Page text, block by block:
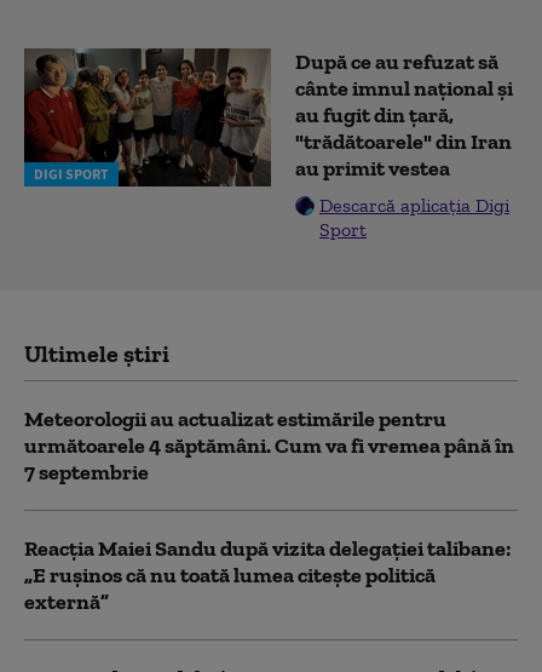
DIGI SPORT
După ce au refuzat să
cânte imnul naţional şi
au fugit din ţară,
"trădătoarele" din Iran
au primit vestea
Descarcă aplicația Digi
Sport
Ultimele știri
Meteorologii au actualizat estimările pentru
următoarele 4 săptămâni. Cum va fi vremea până în
7 septembrie
Reacția Maiei Sandu după vizita delegaţiei talibane:
„E ruşinos că nu toată lumea citeşte politică
externă”